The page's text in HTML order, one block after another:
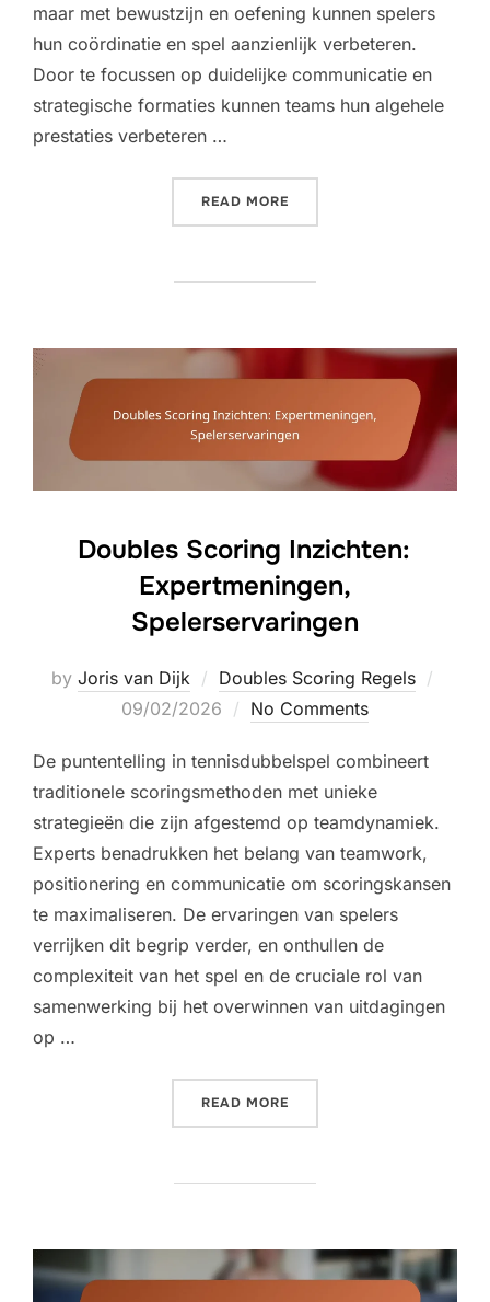
maar met bewustzijn en oefening kunnen spelers
hun coördinatie en spel aanzienlijk verbeteren.
Door te focussen op duidelijke communicatie en
strategische formaties kunnen teams hun algehele
prestaties verbeteren …
READ MORE
Doubles Scoring Inzichten:
Expertmeningen,
Spelerservaringen
by Joris van Dijk Doubles Scoring Regels
09/02/2026 No Comments
De puntentelling in tennisdubbelspel combineert
traditionele scoringsmethoden met unieke
strategieën die zijn afgestemd op teamdynamiek.
Experts benadrukken het belang van teamwork,
positionering en communicatie om scoringskansen
te maximaliseren. De ervaringen van spelers
verrijken dit begrip verder, en onthullen de
complexiteit van het spel en de cruciale rol van
samenwerking bij het overwinnen van uitdagingen
op …
READ MORE